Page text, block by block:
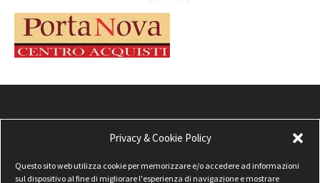
Privacy & Cookie Policy
Questo sito web utilizza cookie per memorizzare e/o accedere ad informazioni
sul dispositivo al fine di migliorare l'esperienza di navigazione e mostrare